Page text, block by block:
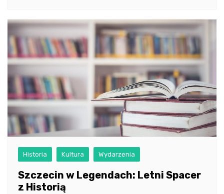
Historia Kultura Wydarzenia
Szczecin w Legendach: Letni Spacer
z Historią